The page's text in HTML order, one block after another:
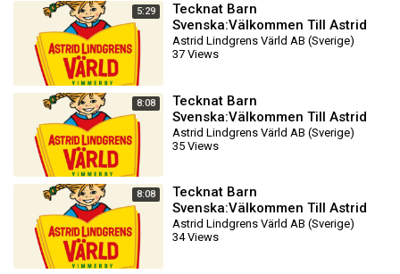
5:29
Tecknat Barn
Svenska:Välkommen Till Astrid
Lindgrens Värld AB (1981-2024)
DVDRIPPEN (Svenska) Filmtr
Astrid Lindgrens Värld AB (Sverige)
37 Views
8:08
Tecknat Barn
Svenska:Välkommen Till Astrid
Lindgrens Värld AB (1981-2024)
DVDRIPPEN (Svenska) Biotra
Astrid Lindgrens Värld AB (Sverige)
35 Views
8:08
Tecknat Barn
Svenska:Välkommen Till Astrid
Lindgrens Värld AB (1981-2024)
DVDRIPPEN (Svenska) Biotra
Astrid Lindgrens Värld AB (Sverige)
34 Views